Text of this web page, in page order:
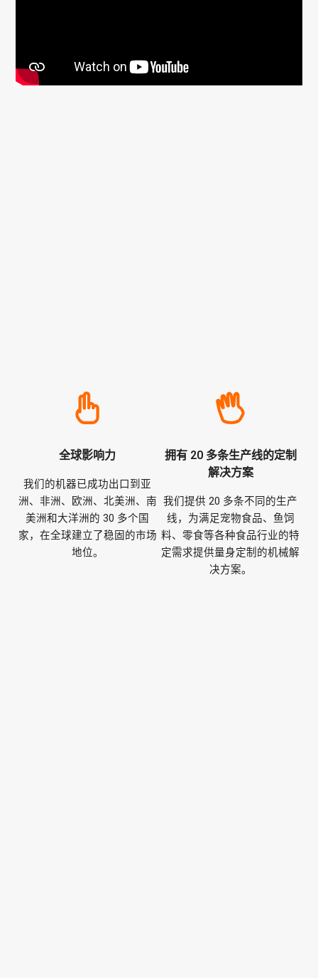
全球影响力
我们的机器已成功出口到亚
洲、非洲、欧洲、北美洲、南
美洲和大洋洲的 30 多个国
家，在全球建立了稳固的市场
地位。
拥有 20 多条生产线的定制
解决方案
我们提供 20 多条不同的生产
线，为满足宠物食品、鱼饲
料、零食等各种食品行业的特
定需求提供量身定制的机械解
决方案。